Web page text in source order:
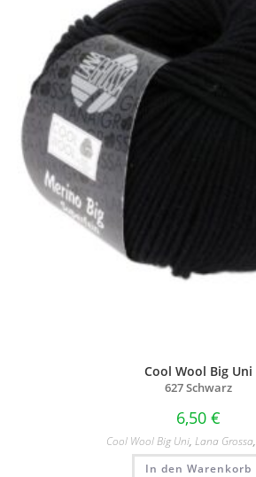
Cool Wool Big Uni
627 Schwarz
6,50 €
Cool Wool Big Uni, Lana Grossa,
In den Warenkorb